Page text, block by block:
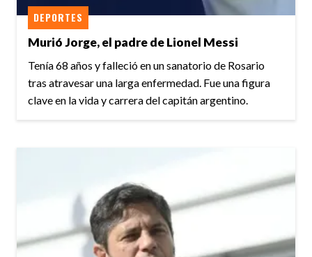
Murió Jorge, el padre de Lionel Messi
DEPORTES
Tenía 68 años y falleció en un sanatorio de Rosario
tras atravesar una larga enfermedad. Fue una figura
clave en la vida y carrera del capitán argentino.